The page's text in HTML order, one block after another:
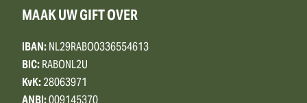
MAAK UW GIFT OVER
IBAN:NL29RABO0336554613
BIC:RABONL2U
KvK:28063971